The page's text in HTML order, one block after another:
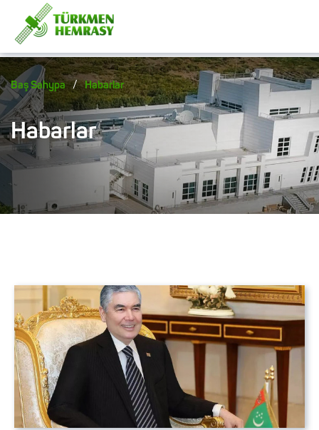
Baş Sahypa / Habarlar
Habarlar